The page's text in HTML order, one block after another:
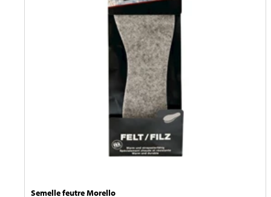
Semelle feutre Morello